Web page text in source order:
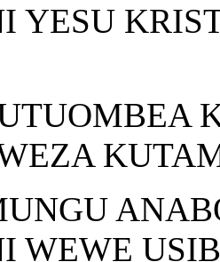
YESU
WEWE